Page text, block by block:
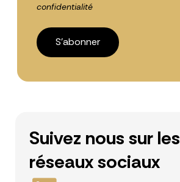
confidentialité
Suivez nous sur les
réseaux sociaux